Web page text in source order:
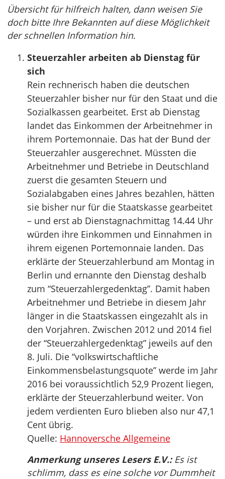
Übersicht für hilfreich halten, dann weisen Sie
doch bitte Ihre Bekannten auf diese Möglichkeit
der schnellen Information hin.
Steuerzahler arbeiten ab Dienstag für
sich
Rein rechnerisch haben die deutschen
Steuerzahler bisher nur für den Staat und die
Sozialkassen gearbeitet. Erst ab Dienstag
landet das Einkommen der Arbeitnehmer in
ihrem Portemonnaie. Das hat der Bund der
Steuerzahler ausgerechnet. Müssten die
Arbeitnehmer und Betriebe in Deutschland
zuerst die gesamten Steuern und
Sozialabgaben eines Jahres bezahlen, hätten
sie bisher nur für die Staatskasse gearbeitet
– und erst ab Dienstagnachmittag 14.44 Uhr
würden ihre Einkommen und Einnahmen in
ihrem eigenen Portemonnaie landen. Das
erklärte der Steuerzahlerbund am Montag in
Berlin und ernannte den Dienstag deshalb
zum “Steuerzahlergedenktag”. Damit haben
Arbeitnehmer und Betriebe in diesem Jahr
länger in die Staatskassen eingezahlt als in
den Vorjahren. Zwischen 2012 und 2014 fiel
der “Steuerzahlergedenktag” jeweils auf den
8. Juli. Die “volkswirtschaftliche
Einkommensbelastungsquote” werde im Jahr
2016 bei voraussichtlich 52,9 Prozent liegen,
erklärte der Steuerzahlerbund weiter. Von
jedem verdienten Euro blieben also nur 47,1
Cent übrig.
Quelle: Hannoversche Allgemeine
Anmerkung unseres Lesers E.V.:Es ist
schlimm, dass es eine solche vor Dummheit